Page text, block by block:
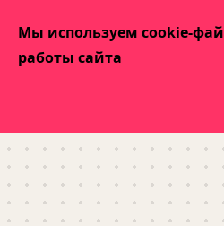
Мы используем cookie-
работы сайта